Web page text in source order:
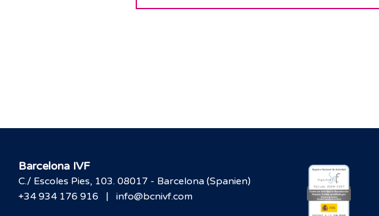
Barcelona IVF
C./ Escoles Pies, 103. 08017 - Barcelona (Spanien)
+34 934 176 916
| info@bcnivf.com